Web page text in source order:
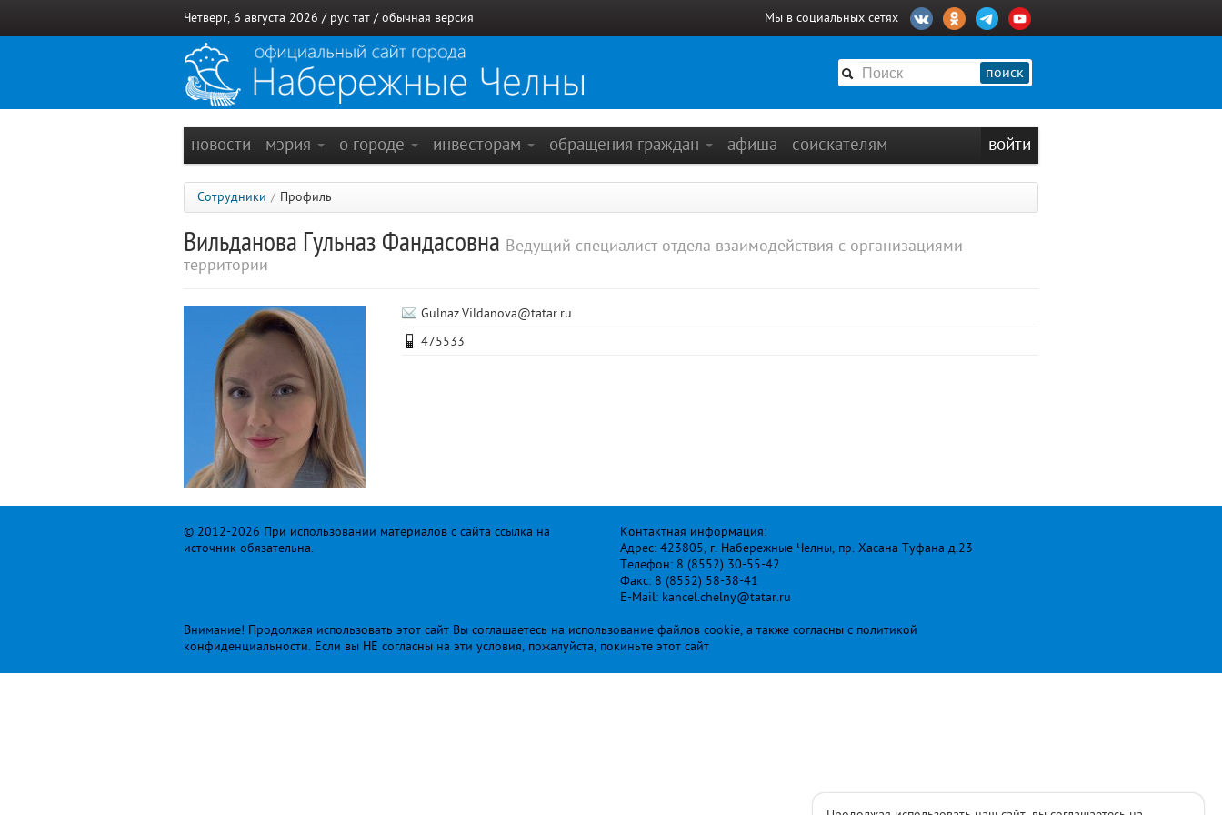
Четверг, 6 августа 2026 / рус тат / обычная версия Мы в социальных сетях
поиск
новости мэрия о городе инвесторам обращения граждан афиша соискателям войти
Сотрудники / Профиль
Вильданова Гульназ Фандасовна Ведущий специалист отдела взаимодействия с организациями
территории
Gulnaz.Vildanova@tatar.ru
475533
© 2012-2026 При использовании материалов с сайта ссылка на
источник обязательна.
Контактная информация:
Адрес: 423805, г. Набережные Челны, пр. Хасана Туфана д.23
Телефон: 8 (8552) 30-55-42
Факс: 8 (8552) 58-38-41
E-Mail: kancel.chelny@tatar.ru
Внимание! Продолжая использовать этот сайт Вы соглашаетесь на использование файлов cookie, а также согласны с политикой
конфиденциальности. Если вы НЕ согласны на эти условия, пожалуйста, покиньте этот сайт